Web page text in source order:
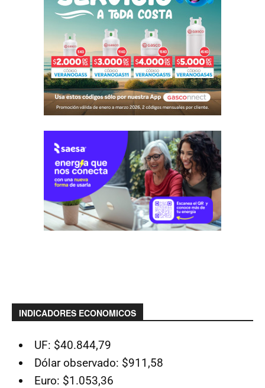
INDICADORES ECONOMICOS
UF: $40.844,79
Dólar observado: $911,58
Euro: $1.053,36